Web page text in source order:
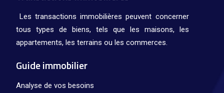
Les transactions immobilières peuvent concerner
tous types de biens, tels que les maisons, les
appartements, les terrains ou les commerces.
Guide immobilier
Analyse de vos besoins